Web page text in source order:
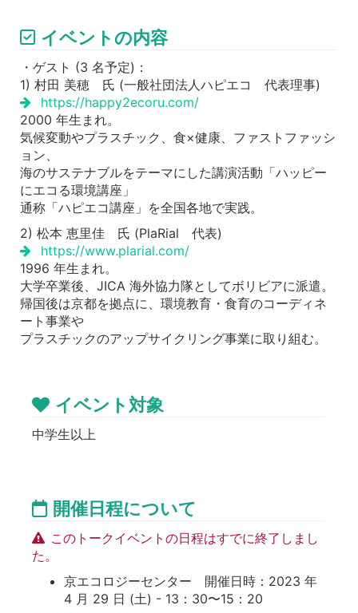
イベントの内容
・ゲスト (3 名予定)：
1) 村田 美穂 氏 (一般社団法人ハピエコ 代表理事)
https://happy2ecoru.com/
2000 年生まれ。
気候変動やプラスチック、食×健康、ファストファッシ
ョン、
海のサステナブルをテーマにした講演活動「ハッピー
にエコる環境講座」
通称「ハピエコ講座」を全国各地で実践。
2) 松本 恵里佳 氏 (PlaRial 代表)
https://www.plarial.com/
1996 年生まれ。
大学卒業後、JICA 海外協力隊としてボリビアに派遣。
帰国後は京都を拠点に、環境教育・食育のコーディネ
ート事業や
プラスチックのアップサイクリング事業に取り組む。
イベント対象
中学生以上
開催日程について
このトークイベントの日程はすでに終了しまし
た。
京エコロジーセンター 開催日時：2023 年
4 月 29 日 (土) - 13：30〜15：20